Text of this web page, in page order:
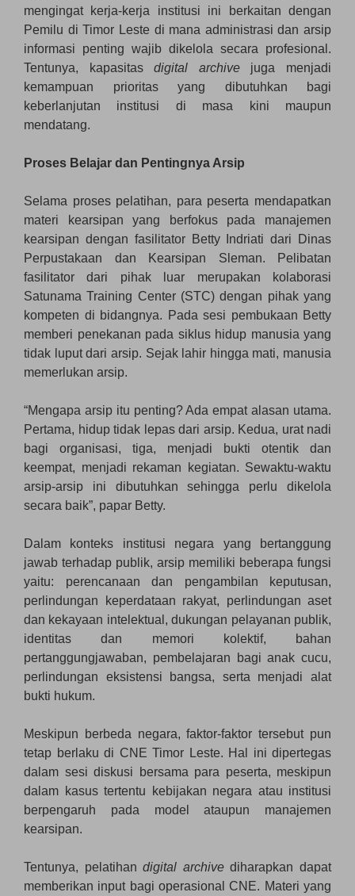
mengingat kerja-kerja institusi ini berkaitan dengan
Pemilu di Timor Leste di mana administrasi dan arsip
informasi penting wajib dikelola secara profesional.
Tentunya, kapasitasdigital archivejuga menjadi
kemampuan prioritas yang dibutuhkan bagi
keberlanjutan institusi di masa kini maupun
mendatang.
Proses Belajar dan Pentingnya Arsip
Selama proses pelatihan, para peserta mendapatkan
materi kearsipan yang berfokus pada manajemen
kearsipan dengan fasilitator Betty Indriati dari Dinas
Perpustakaan dan Kearsipan Sleman. Pelibatan
fasilitator dari pihak luar merupakan kolaborasi
Satunama Training Center (STC) dengan pihak yang
kompeten di bidangnya. Pada sesi pembukaan Betty
memberi penekanan pada siklus hidup manusia yang
tidak luput dari arsip. Sejak lahir hingga mati, manusia
memerlukan arsip.
“Mengapa arsip itu penting? Ada empat alasan utama.
Pertama, hidup tidak lepas dari arsip. Kedua, urat nadi
bagi organisasi, tiga, menjadi bukti otentik dan
keempat, menjadi rekaman kegiatan. Sewaktu-waktu
arsip-arsip ini dibutuhkan sehingga perlu dikelola
secara baik”, papar Betty.
Dalam konteks institusi negara yang bertanggung
jawab terhadap publik, arsip memiliki beberapa fungsi
yaitu: perencanaan dan pengambilan keputusan,
perlindungan keperdataan rakyat, perlindungan aset
dan kekayaan intelektual, dukungan pelayanan publik,
identitas dan memori kolektif, bahan
pertanggungjawaban, pembelajaran bagi anak cucu,
perlindungan eksistensi bangsa, serta menjadi alat
bukti hukum.
Meskipun berbeda negara, faktor-faktor tersebut pun
tetap berlaku di CNE Timor Leste. Hal ini dipertegas
dalam sesi diskusi bersama para peserta, meskipun
dalam kasus tertentu kebijakan negara atau institusi
berpengaruh pada model ataupun manajemen
kearsipan.
Tentunya, pelatihandigital archivediharapkan dapat
memberikan input bagi operasional CNE. Materi yang